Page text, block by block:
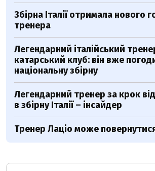
Збірна Італії отримала нового
тренера
Легендарний італійський
катарський клуб: він вже
національну збірну
Легендарний тренер за крок
в збірну Італії – інсайдер
Тренер Лаціо може